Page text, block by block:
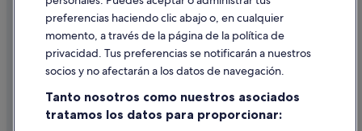
Cancelar un vuelo
Cancelar una reserva de hotel o de un alquiler vacacional
Utilizar un cupón de Expedia
preferencias haciendo clic abajo o, en cualquier
momento, a través de la página de la política de
privacidad. Tus preferencias se notificarán a nuestros
socios y no afectarán a los datos de navegación.
Tanto nosotros como nuestros asociados
tratamos los datos para proporcionar: